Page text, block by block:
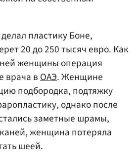
пластику Боне,
20 до 250 тысяч евро. Как
женщины операция
врача вОАЭ. Женщине
подбородка, подтяжку
однако после
заметные шрамы,
женщина потеряла
шеей.